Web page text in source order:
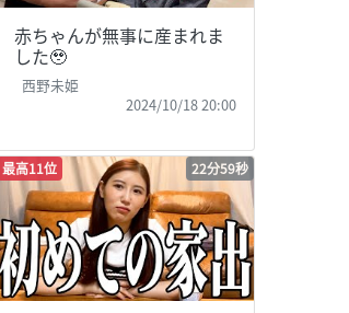
赤ちゃんが無事に産まれま
した🥹
西野未姫
2024/10/18 20:00
最高11位 22分59秒